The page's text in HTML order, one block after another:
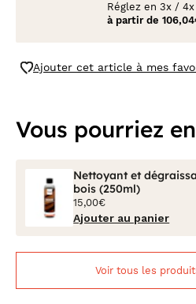
Réglez en 3x / 4x
à partir de
Ajouter cet article à mes
Vous pourriez
Nettoyant et
bois (250ml)
15,00€
Ajouter au panier
Voir tous les